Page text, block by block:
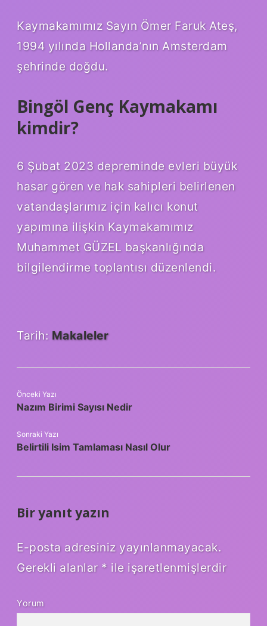
Kaymakamımız Sayın Ömer Faruk Ateş,
1994 yılında Hollanda’nın Amsterdam
şehrinde doğdu.
Bingöl Genç Kaymakamı
kimdir?
6 Şubat 2023 depreminde evleri büyük
hasar gören ve hak sahipleri belirlenen
vatandaşlarımız için kalıcı konut
yapımına ilişkin Kaymakamımız
Muhammet GÜZEL başkanlığında
bilgilendirme toplantısı düzenlendi.
Tarih: Makaleler
Önceki Yazı
Nazım Birimi Sayısı Nedir
Sonraki Yazı
Belirtili Isim Tamlaması Nasıl Olur
Bir yanıt yazın
E-posta adresiniz yayınlanmayacak.
Gerekli alanlar * ile işaretlenmişlerdir
Yorum